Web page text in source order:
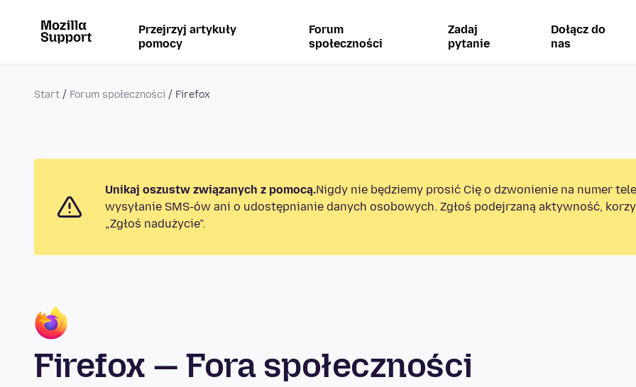
Przejrzyj artykuły
pomocy
Forum
społeczności
Zadaj
pytanie
Dołącz do
nas
Start Forum społeczności Firefox
Unikaj oszustw związanych z pomocą.Nigdy nie będziemy prosić Cię o dzwonienie na numer
wysyłanie SMS-ów ani o udostępnianie danych osobowych. Zgłoś podejrzaną aktywność,
„Zgłoś nadużycie”.
Firefox — Fora społeczności